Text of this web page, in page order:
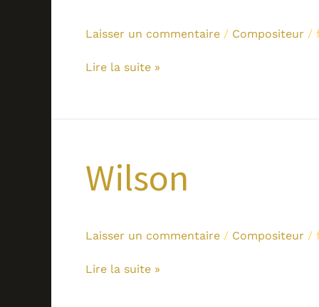
Laisser un commentaire / Compositeur /
Lire la suite »
Wilson
Laisser un commentaire / Compositeur /
Wilson
Lire la suite »